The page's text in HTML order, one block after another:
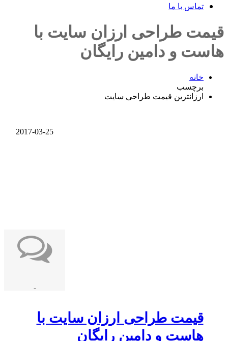
تماس با ما
قیمت طراحی ارزان سایت با
هاست و دامین رایگان
خانه
برچسب
ارزانترین قیمت طراحی سایت
2017-03-25
-
قیمت طراحی ارزان سایت با
هاست و دامین رایگان